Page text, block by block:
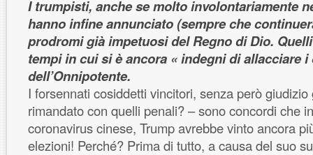
I trumpisti, anche se molto involontariamente
hanno infine annunciato (sempre che
prodromi già impetuosi del Regno di Dio.
tempi in cui si è ancora « indegni di allacciare i
dell’Onnipotente.
I forsennati cosiddetti vincitori, senza però
rimandato con quelli penali? – sono concordi che
coronavirus cinese, Trump avrebbe vinto ancora
elezioni! Perché? Prima di tutto, a causa del suo